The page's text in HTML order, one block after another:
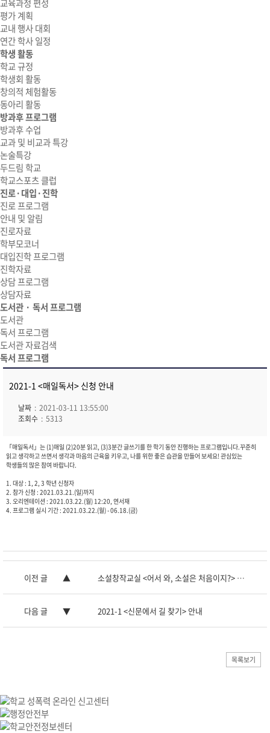
교육과정 편성
평가 계획
교내 행사 대회
연간 학사 일정
학생 활동
학교 규정
학생회 활동
창의적 체험활동
동아리 활동
방과후 프로그램
방과후 수업
교과 및 비교과 특강
논술특강
두드림 학교
학교스포츠 클럽
진로·대입·진학
진로 프로그램
안내 및 알림
진로자료
학부모코너
대입진학 프로그램
진학자료
상담 프로그램
상담자료
도서관 · 독서 프로그램
도서관
독서 프로그램
도서관 자료검색
독서 프로그램
2021-1 <매일독서> 신청 안내
날짜
2021-03-11 13:55:00
조회수
5313
「매일독서」는 (1)매일 (2)20분 읽고, (3)3분간 글쓰기를 한 학기 동안 진행하는 프로그램입니다.꾸준히
읽고 생각하고 쓰면서 생각과 마음의 근육을 키우고, 나를 위한 좋은 습관을 만들어 보세요! 관심있는
학생들의 많은 참여 바랍니다.
1. 대상 : 1, 2, 3 학년 신청자
2. 참가 신청 : 2021.03.21.(일)까지
3. 오리엔테이션 : 2021.03.22.(월) 12:20, 연서재
4. 프로그램 실시 기간 : 2021.03.22.(월) - 06.18.(금)
이전 글 소설창작교실 <어서 와, 소설은 처음이지?> 마쳐
다음 글 2021-1 <신문에서 길 찾기> 안내
목록보기